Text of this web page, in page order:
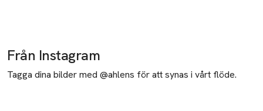
Suite 5385
27 Upper Pembroke St
Från Instagram
Tagga dina bilder med @ahlens för att synas i vårt flöde.